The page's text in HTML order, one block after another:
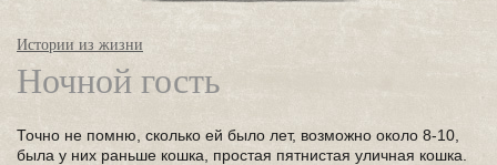
Истории из жизни
Ночной гость
Точно не помню, сколько ей было лет, возможно около 8-10,
была у них раньше кошка, простая пятнистая уличная кошка.